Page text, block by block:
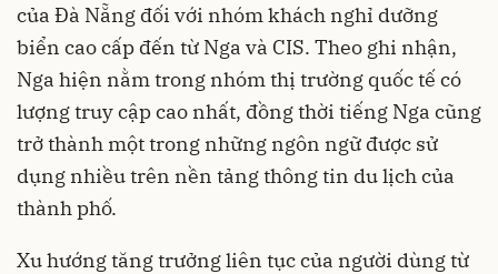
của Đà Nẵng đối với nhóm khách nghỉ dưỡng
biển cao cấp đến từ Nga và CIS. Theo ghi nhận,
Nga hiện nằm trong nhóm thị trường quốc tế có
lượng truy cập cao nhất, đồng thời tiếng Nga cũng
trở thành một trong những ngôn ngữ được sử
dụng nhiều trên nền tảng thông tin du lịch của
thành phố.
Xu hướng tăng trưởng liên tục của người dùng từ